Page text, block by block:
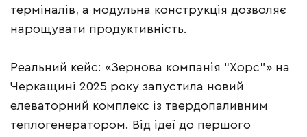
терміналів, а модульна конструкція дозволяє
нарощувати продуктивність.
Реальний кейс: «Зернова компанія “Хорс”» на
Черкащині 2025 року запустила новий
елеваторний комплекс із твердопаливним
теплогенератором. Від ідеї до першого